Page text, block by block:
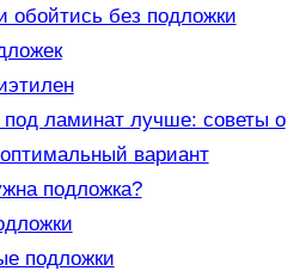
без подложки
ламинат лучше: советы о
вариант
подложка?
подложки